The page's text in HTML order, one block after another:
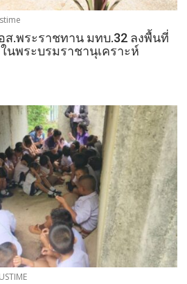
ส.พระราชทาน มทบ.32 ลงพื้นที่
นพระบรมราชานุเคราะห์